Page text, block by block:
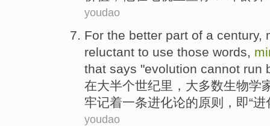
youdao
For the better part of a century,
reluctant to use those words,
that says "evolution cannot run
在大半个世纪里 ， 大多数生物学
牢记着一条进化论的原则 ， 即“进
youdao